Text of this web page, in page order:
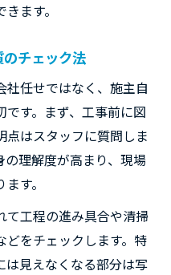
ます。
チェック法
社任せではなく、施主自
す。まず、工事前に図
点はスタッフに質問しま
理解度が高まり、現場
す。
て工程の進み具合や清掃
をチェックします。特
は見えなくなる部分は写